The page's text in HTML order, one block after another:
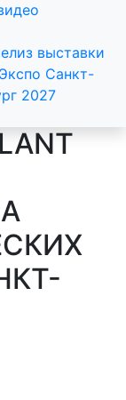
выставки
Санкт-
2027